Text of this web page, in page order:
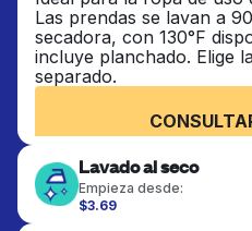
Las prendas se lavan a
secadora, con 130°F
incluye planchado. Elige
separado.
Lavado al seco
Empieza desde:
$3.69